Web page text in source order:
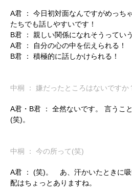
A君 ：
今日初対面なんですがめっち
たちでも話しやすいです！
B君 ：
親しい関係になれそうってい
A君 ：
自分の心の中を伝えられる！
B君 ：
積極的に話しかけられる！
中桐 ： 嫌だったところはないですか
A君・B君 ：
全然ないです。 言うこ
(笑)。
中桐 ： 今の所って(笑)
A君 ：
(笑)。 あ、汗かいたときに
配はちょっとありますね。